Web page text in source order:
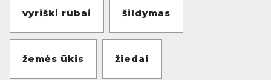
vyriški rūbai šildymas
žemės ūkis žiedai